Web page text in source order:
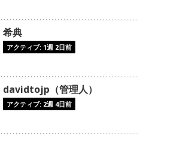
希典
アクティブ: 1週 2日前
davidtojp（管理人）
アクティブ: 2週 4日前